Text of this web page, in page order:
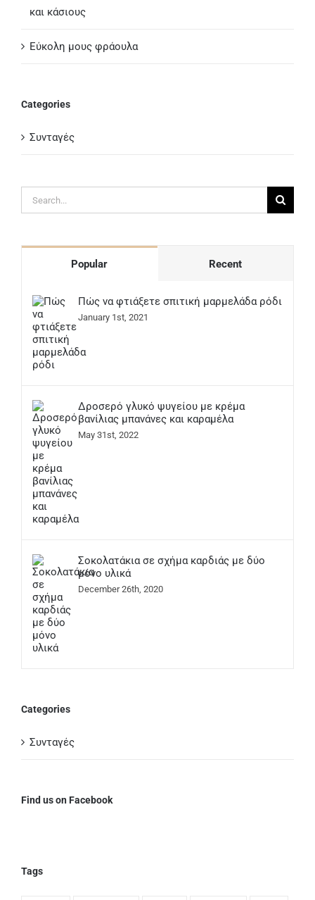
και κάσιους
Εύκολη μους φράουλα
Categories
Συνταγές
Search
for:
Popular Recent
Πώς να φτιάξετε σπιτική μαρμελάδα ρόδι
January 1st, 2021
Δροσερό γλυκό ψυγείου με κρέμα
βανίλιας μπανάνες και καραμέλα
May 31st, 2022
Σοκολατάκια σε σχήμα καρδιάς με δύο
μόνο υλικά
December 26th, 2020
Categories
Συνταγές
Find us on Facebook
Tags